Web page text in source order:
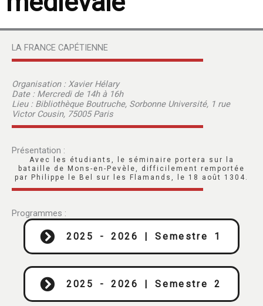
LA FRANCE CAPÉTIENNE
Organisation : Xavier Hélary
Date : Mercredi de 14h à 16h
Lieu : Bibliothèque Boutruche, Sorbonne Université, 1 rue
Victor Cousin, 75005 Paris
Présentation :
Avec les étudiants, le séminaire portera sur la
bataille de Mons-en-Pevèle, difficilement remportée
par Philippe le Bel sur les Flamands, le 18 août 1304.
Programmes :
2025 - 2026 | Semestre 1
2025 - 2026 | Semestre 2